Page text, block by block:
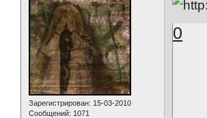
Зарегистрирован: 15-03-2010
Сообщений: 1071
0